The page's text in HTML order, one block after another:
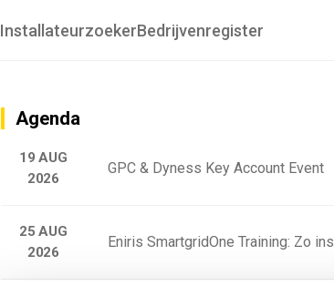
InstallateurzoekerBedrijvenregister
Agenda
19 AUG
2026
GPC & Dyness Key Account Event
25 AUG
2026
Eniris SmartgridOne Training: Zo